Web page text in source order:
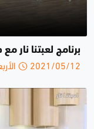
برنامج لعبتنا نار
2021/05/12 الأربعاء 10:19 ص